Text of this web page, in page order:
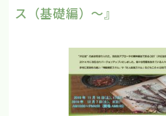
ス（基礎編）～』